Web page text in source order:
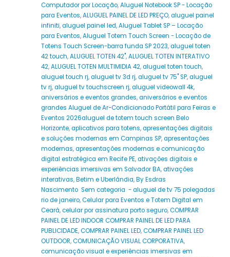
Computador por Locação,Aluguel Notebook SP - Locação
para Eventos,ALUGUEL PAINEL DE LED PREÇO,aluguel painel
infiniti,aluguel painel led,Aluguel Tablet SP – Locação
para Eventos,Aluguel Totem Touch Screen - Locação de
Totens Touch Screen-barra funda SP 2023,aluguel toten
42 touch,ALUGUEL TOTEN 42",ALUGUEL TOTEN INTERATIVO
42,ALUGUEL TOTEN MULTIMIDIA 42,aluguel toten touch,
aluguel touch rj,aluguel tv 3d rj,aluguel tv 75" SP,aluguel
tv rj,aluguel tv touchscreen rj,aluguel videowall 4k,
aniversários e eventos grandes,aniversários e eventos
grandes Aluguel de Ar-Condicionado Portátil para Feiras e
Eventos 2026aluguel de totem touch screen Belo
Horizonte,aplicativos para totens,apresentações digitais
e soluções modernas em Campinas SP,apresentações
modernas,apresentações modernas e comunicação
digital estratégica em Recife PE,ativações digitais e
experiências imersivas em Salvador BA,ativações
interativas,Betim e Uberlândia,By Esdras
Nascimento Sem categoria - aluguel de tv 75 polegadas
rio de janeiro,Celular para Eventos e Totem Digital em
Ceará,celular por assinatura porto seguro,COMPRAR
PAINEL DE LED INDOOR COMPRAR PAINEL DE LED PARA
PUBLICIDADE,COMPRAR PAINEL LED,COMPRAR PAINEL LED
OUTDOOR,COMUNICAÇÃO VISUAL CORPORATIVA,
comunicação visual e experiências imersivas em